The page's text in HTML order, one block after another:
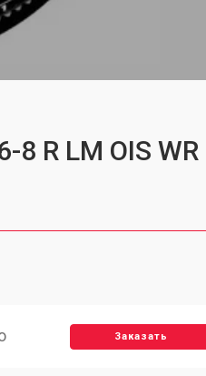
R LM OIS WR
Заказать